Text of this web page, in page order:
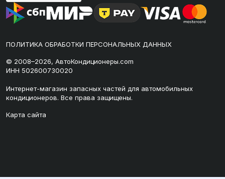
ПОЛИТИКА ОБРАБОТКИ ПЕРСОНАЛЬНЫХ ДАННЫХ
© 2008–2026, АвтоКондиционеры.com
ИНН 502600730020
Интернет-магазин запасных частей для автомобильных
кондиционеров. Все права защищены.
Карта сайта